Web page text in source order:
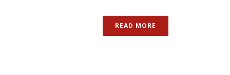
READ MORE